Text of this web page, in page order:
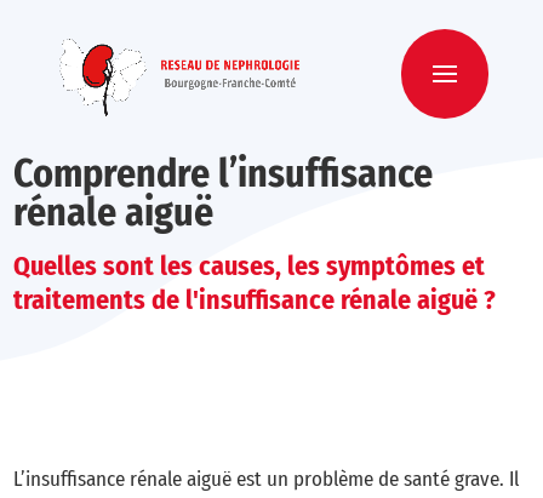
Comprendre l’insuffisance
rénale aiguë
Quelles sont les causes, les symptômes et
traitements de l'insuffisance rénale aiguë ?
L’insuffisance rénale aiguë est un problème de santé grave. Il